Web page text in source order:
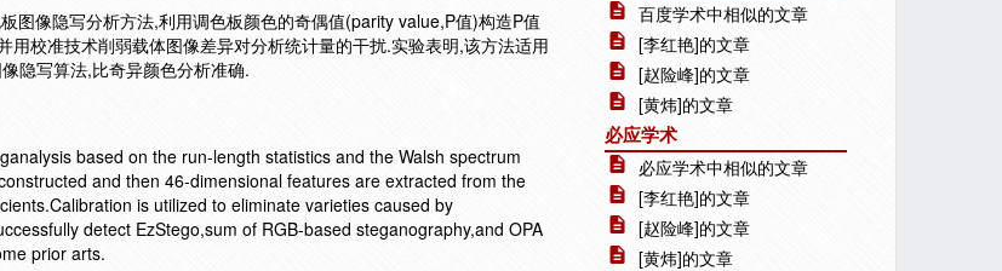
图像隐写分析方法,利用调色板颜色的奇偶值(parity value,P值)构造P值
用校准技术削弱载体图像差异对分析统计量的干扰.实验表明,该方法适用
隐写算法,比奇异颜色分析准确.
based on the run-length statistics and the Walsh spectrum
and then 46-dimensional features are extracted from the
is utilized to eliminate varieties caused by
detect EzStego,sum of RGB-based steganography,and OPA
prior arts.
百度学术中相似的文章
[李红艳]的文章
[赵险峰]的文章
[黄炜]的文章
必应学术
必应学术中相似的文章
[李红艳]的文章
[赵险峰]的文章
[黄炜]的文章